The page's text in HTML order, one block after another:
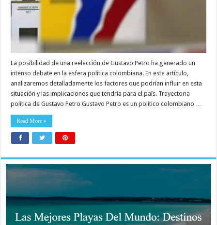
La posibilidad de una reelección de Gustavo Petro ha generado un
intenso debate en la esfera política colombiana. En este artículo,
analizaremos detalladamente los factores que podrían influir en esta
situación y las implicaciones que tendría para el país. Trayectoria
política de Gustavo Petro Gustavo Petro es un político colombiano …
Read More »